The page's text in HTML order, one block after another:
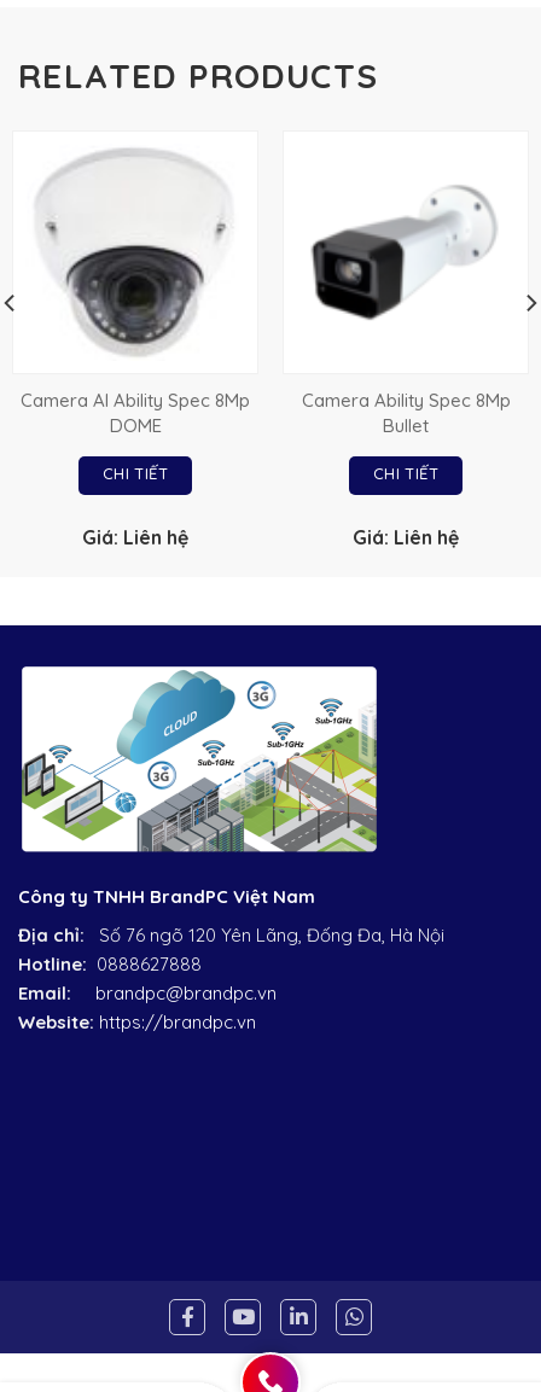
RELATED PRODUCTS
Camera AI Ability Spec 8Mp
DOME
CHI TIẾT
Giá: Liên hệ
Camera Ability Spec 8Mp
Bullet
CHI TIẾT
Giá: Liên hệ
Công ty TNHH BrandPC Việt Nam
Địa chỉ: Số 76 ngõ 120 Yên Lãng, Đống Đa, Hà Nội
Hotline: 0888627888
Email:
brandpc@brandpc.vn
Website: https://brandpc.vn